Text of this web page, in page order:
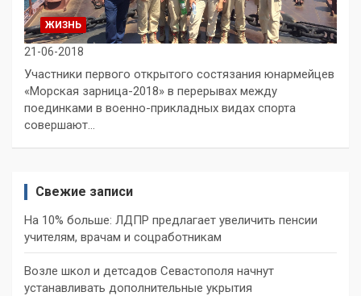
ЖИЗНЬ
21-06-2018
Участники первого открытого состязания юнармейцев
«Морская зарница-2018» в перерывах между
поединками в военно-прикладных видах спорта
совершают…
Свежие записи
На 10% больше: ЛДПР предлагает увеличить пенсии
учителям, врачам и соцработникам
Возле школ и детсадов Севастополя начнут
устанавливать дополнительные укрытия